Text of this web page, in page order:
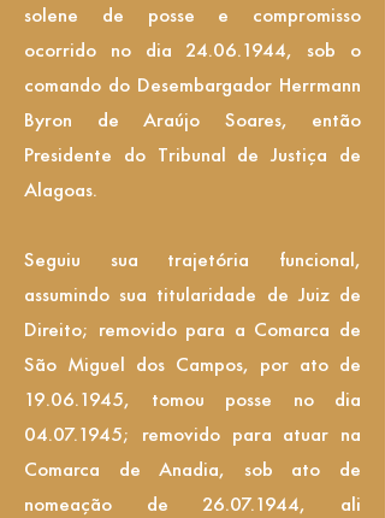
solene de posse e compromisso
ocorrido no dia 24.06.1944, sob o
comando do Desembargador Herrmann
Byron de Araújo Soares, então
Presidente do Tribunal de Justiça de
Alagoas.
Seguiu sua trajetória funcional,
assumindo sua titularidade de Juiz de
Direito; removido para a Comarca de
São Miguel dos Campos, por ato de
19.06.1945, tomou posse no dia
04.07.1945; removido para atuar na
Comarca de Anadia, sob ato de
nomeação de 26.07.1944, ali